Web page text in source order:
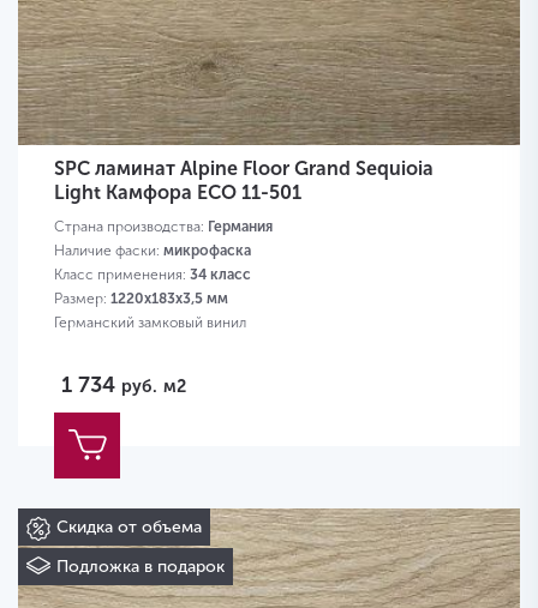
SPC ламинат Alpine Floor Grand Sequioia
Light Камфора ЕСО 11-501
Страна производства: Германия
Наличие фаски: микрофаска
Класс применения: 34 класс
Размер: 1220х183х3,5 мм
Германский замковый винил
1 734 руб. м2
Скидка от объема
Подложка в подарок